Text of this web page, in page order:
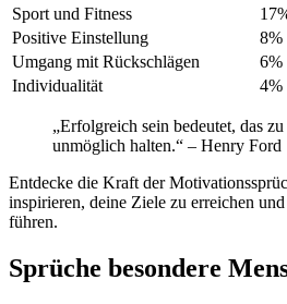
Sport und Fitness
Positive Einstellung
8%
Umgang mit Rückschlägen
6%
Individualität
4%
„Erfolgreich sein bedeutet, das
unmöglich halten.“ – Henry Ford
Entdecke die Kraft der
inspirieren, deine Ziele zu erreichen
führen.
Sprüche besondere